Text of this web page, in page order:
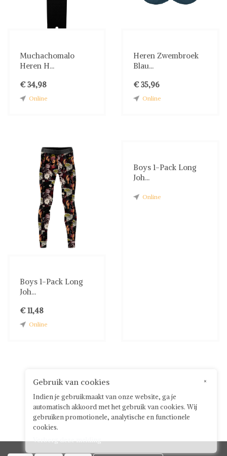
Muchachomalo
Heren H...
€ 34,98
Online
Heren Zwembroek
Blau...
€ 35,96
Online
Boys 1-Pack Long
Joh...
€ 11,48
Online
Boys 1-Pack Long
Joh...
Online
×
Gebruik van cookies
Indien je gebruikmaakt van onze website, ga je
automatisch akkoord met het gebruik van cookies. Wij
gebruiken promotionele, analytische en functionele
cookies.
Verberg deze melding